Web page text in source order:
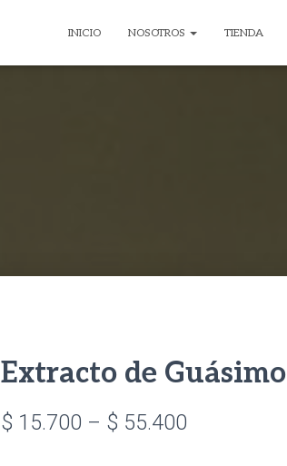
INICIO NOSOTROS TIENDA
Extracto de Guásimo
$ 15.700 – $ 55.400